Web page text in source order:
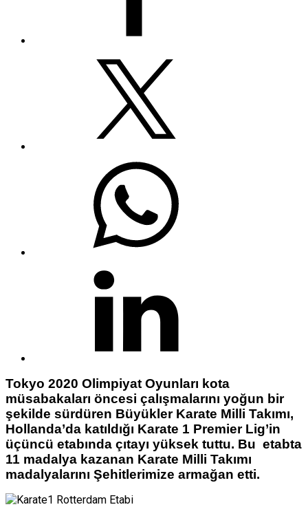
Tokyo 2020 Olimpiyat Oyunları kota
müsabakaları öncesi çalışmalarını yoğun bir
şekilde sürdüren Büyükler Karate Milli Takımı,
Hollanda’da katıldığı Karate 1 Premier Lig’in
üçüncü etabında çıtayı yüksek tuttu. Bu etabta
11 madalya kazanan Karate Milli Takımı
madalyalarını Şehitlerimize armağan etti.